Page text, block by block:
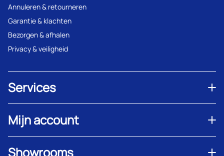
Annuleren & retourneren
Garantie & klachten
Bezorgen & afhalen
Privacy & veiligheid
Services
Mijn account
Showrooms